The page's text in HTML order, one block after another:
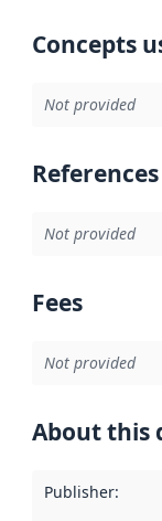
Concepts
Not provided
References
Not provided
Fees
Not provided
About this
Publisher: